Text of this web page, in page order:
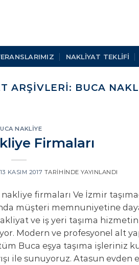
NAKLIYAT TEKLIFI
ARŞIVLERI: BUCA
NAKLIYE
Firmaları
13 KASIM 2017 TARIHINDE YAYINLANDI
firmaları Ve İzmir
müşteri memnuniyetine
ve iş yeri taşıma
Modern ve profesyonel alt
Buca eşya taşıma işleriniz
ile sunuyoruz. Atasun evden